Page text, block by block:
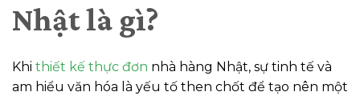
Nhật là gì?
Khi thiết kế thực đơn nhà hàng Nhật, sự tinh tế và
am hiểu văn hóa là yếu tố then chốt để tạo nên một